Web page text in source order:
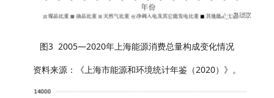
图3 2005—2020年上海能源消费总量构成变化情况
资料来源：《上海市能源和环境统计年鉴（2020）》。